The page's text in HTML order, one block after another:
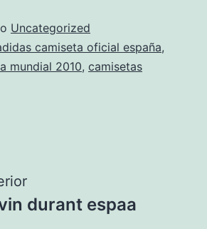
Uncategorized
camiseta oficial españa,
mundial 2010, camisetas
durant espaa